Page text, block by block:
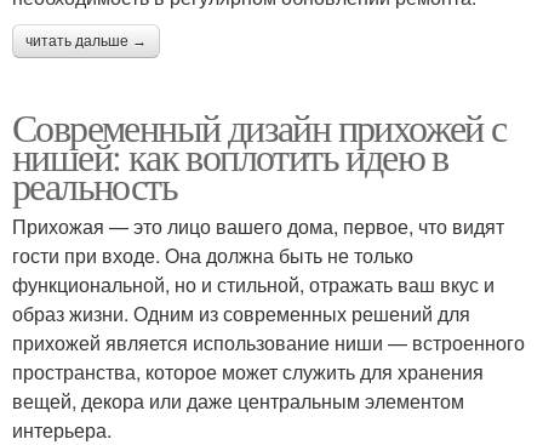
читать дальше →
Современный дизайн прихожей с
нишей: как воплотить идею в
реальность
Прихожая — это лицо вашего дома, первое, что видят
гости при входе. Она должна быть не только
функциональной, но и стильной, отражать ваш вкус и
образ жизни. Одним из современных решений для
прихожей является использование ниши — встроенного
пространства, которое может служить для хранения
вещей, декора или даже центральным элементом
интерьера.